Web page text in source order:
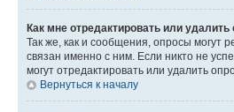
Как мне отредактировать или удалить
Так же, как и сообщения, опросы могут
связан именно с ним. Если никто не
могут отредактировать или удалить
Вернуться к началу